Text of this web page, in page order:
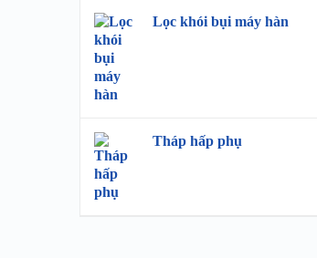
Lọc khói bụi máy hàn
Tháp hấp phụ